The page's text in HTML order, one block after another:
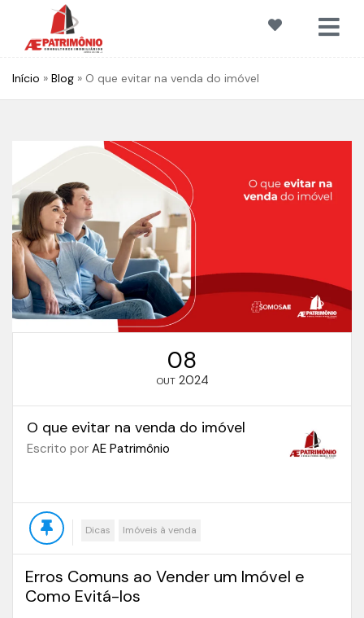
Início » Blog » O que evitar na venda do imóvel
08
OUT 2024
O que evitar na venda do imóvel
Escrito por AE Patrimônio
Dicas Imóveis à venda
Erros Comuns ao Vender um Imóvel e
Como Evitá-los